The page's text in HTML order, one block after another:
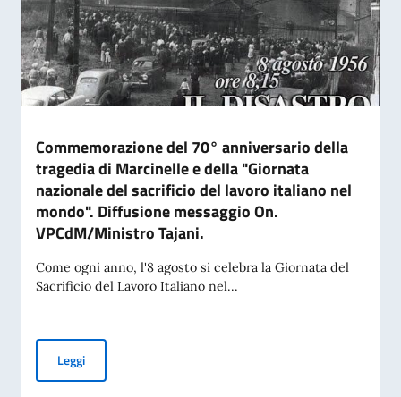
Commemorazione del 70° anniversario della
tragedia di Marcinelle e della "Giornata
nazionale del sacrificio del lavoro italiano nel
mondo". Diffusione messaggio On.
VPCdM/Ministro Tajani.
Come ogni anno, l'8 agosto si celebra la Giornata del
Sacrificio del Lavoro Italiano nel...
LeggiCommemorazione del 70° anniversario della tragedia di